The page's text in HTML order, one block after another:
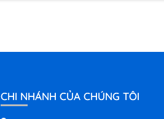
CHI NHÁNH CỦA CHÚNG TÔI